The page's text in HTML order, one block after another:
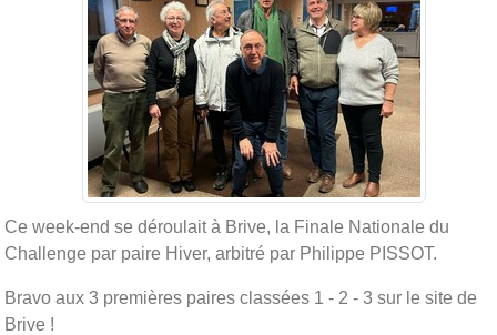
Ce week-end se déroulait à Brive, la Finale Nationale du
Challenge par paire Hiver, arbitré par Philippe PISSOT.
Bravo aux 3 premières paires classées 1 - 2 - 3 sur le site de
Brive !